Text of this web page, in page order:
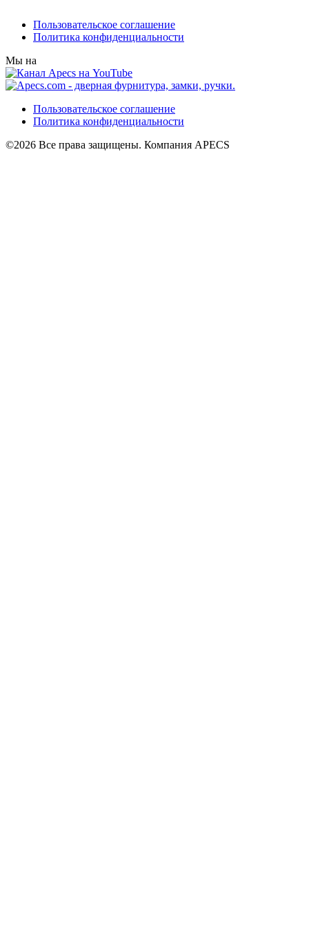
Пользовательское соглашение
Политика конфиденциальности
Мы на
Пользовательское соглашение
Политика конфиденциальности
©2026 Все права защищены. Компания APECS